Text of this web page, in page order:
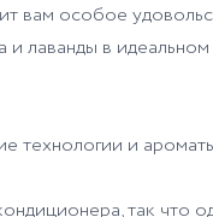
вам особое
и лаванды в
технологии и
так что